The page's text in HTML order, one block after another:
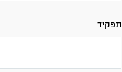
תפקיד